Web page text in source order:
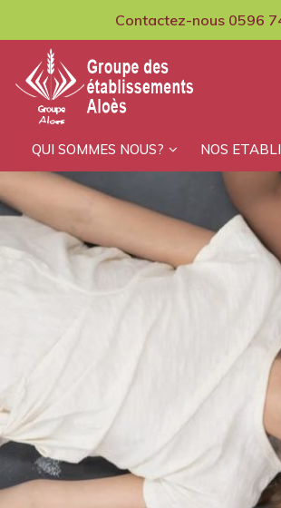
Contactez-nous 0596
GCMPIH Aloes
QUI SOMMES NOUS? NOS